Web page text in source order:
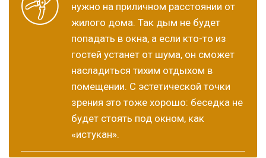
нужно на приличном расстоянии от
жилого дома. Так дым не будет
попадать в окна, а если кто-то из
гостей устанет от шума, он сможет
насладиться тихим отдыхом в
помещении. С эстетической точки
зрения это тоже хорошо: беседка не
будет стоять под окном, как
«истукан».